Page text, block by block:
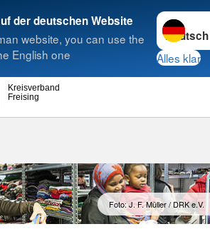
der deutschen Website
website, you can use the
English one
Sprache
Alles klar
Freising
Kreisverband
Suche
Foto: J. F. Müller / DRK e.V.